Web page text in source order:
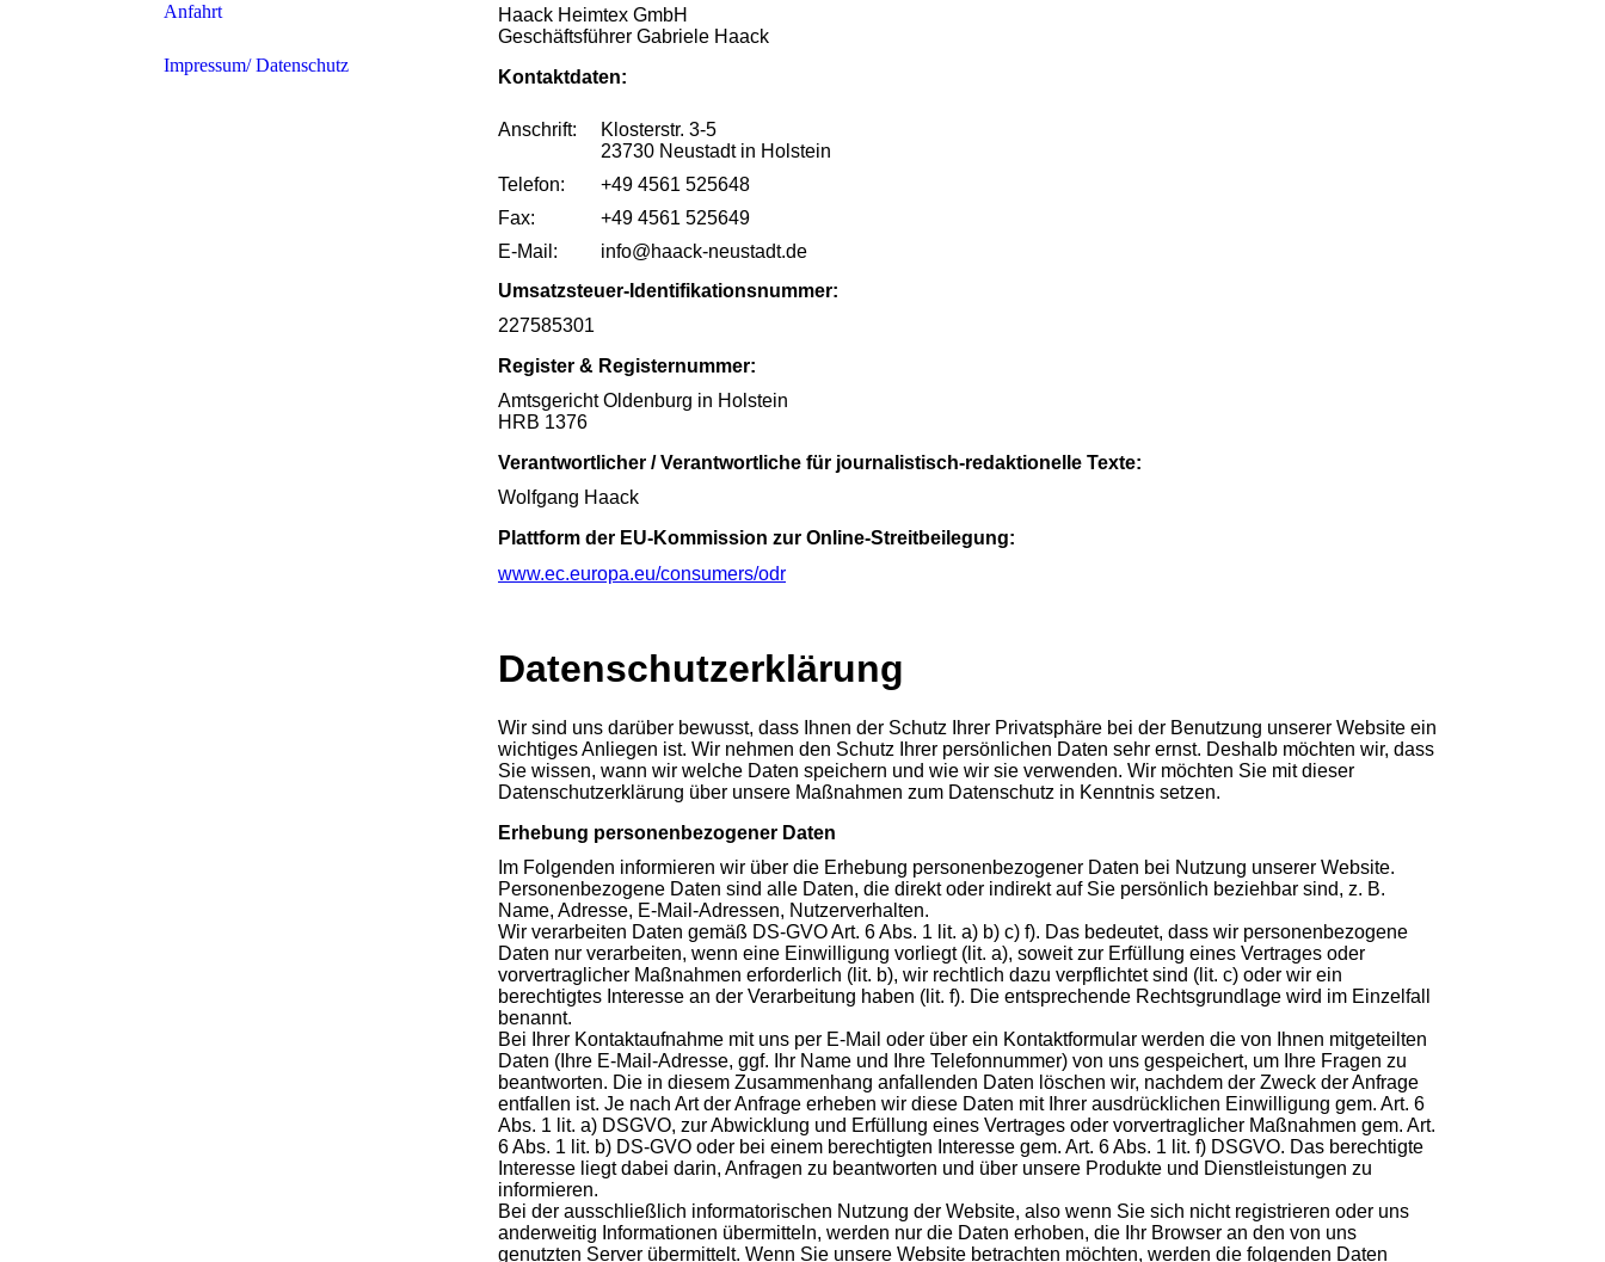
Anfahrt
Impressum/ Datenschutz
Haack Heimtex GmbH
Geschäftsführer Gabriele Haack
Kontaktdaten:
Anschrift:
Klosterstr. 3-5
23730 Neustadt in Holstein
Telefon:
+49 4561 525648
Fax:
+49 4561 525649
E-Mail:
info@haack-neustadt.de
Umsatzsteuer-Identifikationsnummer:
227585301
Register & Registernummer:
Amtsgericht Oldenburg in Holstein
HRB 1376
Verantwortlicher / Verantwortliche für journalistisch-redaktionelle Texte:
Wolfgang Haack
Plattform der EU-Kommission zur Online-Streitbeilegung:
www.ec.europa.eu/consumers/odr
Datenschutz­erklärung
Wir sind uns darüber bewusst, dass Ihnen der Schutz Ihrer Privatsphäre bei der Benutzung unserer Website ein
wichtiges Anliegen ist. Wir nehmen den Schutz Ihrer persönlichen Daten sehr ernst. Deshalb möchten wir, dass
Sie wissen, wann wir welche Daten speichern und wie wir sie verwenden. Wir möchten Sie mit dieser
Datenschutzerklärung über unsere Maßnahmen zum Datenschutz in Kenntnis setzen.
Erhebung personenbezogener Daten
Im Folgenden informieren wir über die Erhebung personenbezogener Daten bei Nutzung unserer Website.
Personenbezogene Daten sind alle Daten, die direkt oder indirekt auf Sie persönlich beziehbar sind, z. B.
Name, Adresse, E-Mail-Adressen, Nutzerverhalten.
Wir verarbeiten Daten gemäß DS-GVO Art. 6 Abs. 1 lit. a) b) c) f). Das bedeutet, dass wir personenbezogene
Daten nur verarbeiten, wenn eine Einwilligung vorliegt (lit. a), soweit zur Erfüllung eines Vertrages oder
vorvertraglicher Maßnahmen erforderlich (lit. b), wir rechtlich dazu verpflichtet sind (lit. c) oder wir ein
berechtigtes Interesse an der Verarbeitung haben (lit. f). Die entsprechende Rechtsgrundlage wird im Einzelfall
benannt.
Bei Ihrer Kontaktaufnahme mit uns per E-Mail oder über ein Kontaktformular werden die von Ihnen mitgeteilten
Daten (Ihre E-Mail-Adresse, ggf. Ihr Name und Ihre Telefonnummer) von uns gespeichert, um Ihre Fragen zu
beantworten. Die in diesem Zusammenhang anfallenden Daten löschen wir, nachdem der Zweck der Anfrage
entfallen ist. Je nach Art der Anfrage erheben wir diese Daten mit Ihrer ausdrücklichen Einwilligung gem. Art. 6
Abs. 1 lit. a) DSGVO, zur Abwicklung und Erfüllung eines Vertrages oder vorvertraglicher Maßnahmen gem. Art.
6 Abs. 1 lit. b) DS-GVO oder bei einem berechtigten Interesse gem. Art. 6 Abs. 1 lit. f) DSGVO. Das berechtigte
Interesse liegt dabei darin, Anfragen zu beantworten und über unsere Produkte und Dienstleistungen zu
informieren.
Bei der ausschließlich informatorischen Nutzung der Website, also wenn Sie sich nicht registrieren oder uns
anderweitig Informationen übermitteln, werden nur die Daten erhoben, die Ihr Browser an den von uns
genutzten Server übermittelt. Wenn Sie unsere Website betrachten möchten, werden die folgenden Daten